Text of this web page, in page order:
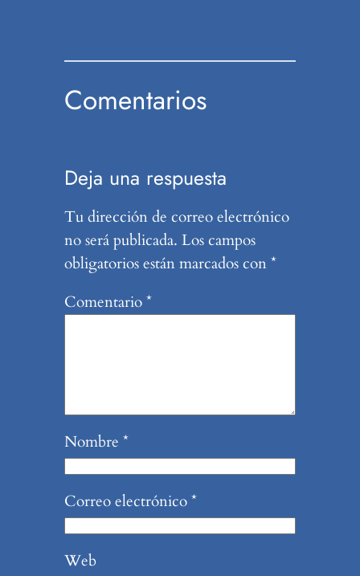
Comentarios
Deja una respuesta
Tu dirección de correo electrónico
no será publicada. Los campos
obligatorios están marcados con*
Comentario*
Nombre *
Correo electrónico*
Web